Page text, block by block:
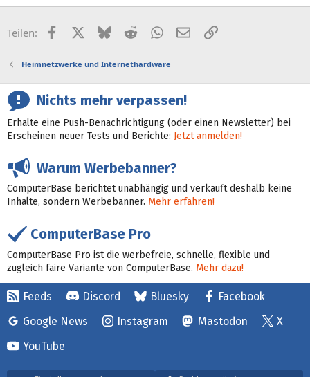
Teilen: FacebookX (Twitter)
BlueskyRedditWhatsApp
E-MailLink
Heimnetzwerke und Internethardware
Nichts mehr verpassen!
Erhalte eine Push-Benachrichtigung (oder einen Newsletter) bei
Erscheinen neuer Tests und Berichte: Jetzt anmelden!
Warum Werbebanner?
ComputerBase berichtet unabhängig und verkauft deshalb keine
Inhalte, sondern Werbebanner. Mehr erfahren!
ComputerBase Pro
ComputerBase Pro ist die werbefreie, schnelle, flexible und
zugleich faire Variante von ComputerBase. Mehr dazu!
Feeds Discord Bluesky
Facebook
Google News
Instagram Mastodon
X
YouTube